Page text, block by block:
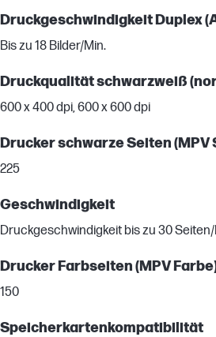
Druckgeschwindigkeit Duplex
Bis zu 18 Bilder/Min.
Druckqualität schwarzweiß
600 x 400 dpi, 600 x 600 dpi
Drucker schwarze Seiten (MPV
225
Geschwindigkeit
Druckgeschwindigkeit bis zu 30 Seiten/
Drucker Farbseiten (MPV
150
Speicherkartenkompatibilität